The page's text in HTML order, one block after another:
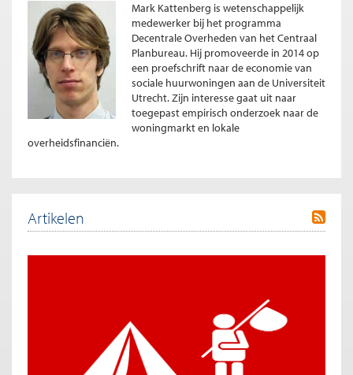
Mark Kattenberg is wetenschappelijk
medewerker bij het programma
Decentrale Overheden van het Centraal
Planbureau. Hij promoveerde in 2014 op
een proefschrift naar de economie van
sociale huurwoningen aan de Universiteit
Utrecht. Zijn interesse gaat uit naar
toegepast empirisch onderzoek naar de
woningmarkt en lokale
overheidsfinanciën.
Artikelen